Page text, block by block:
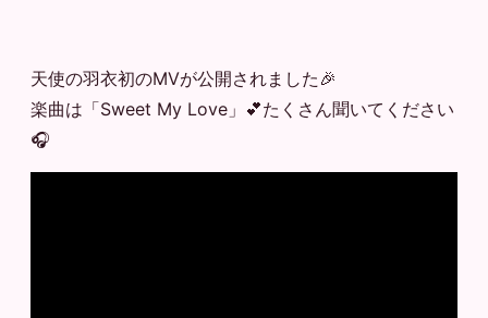
天使の羽衣初のMVが公開されました🎉
楽曲は「Sweet My Love」💕たくさん聞いてください
🎧